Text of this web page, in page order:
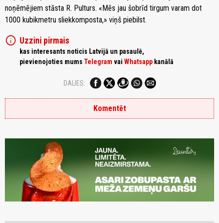
noņēmējiem stāsta R. Pulturs. «Mēs jau šobrīd tirgum varam dot
1000 kubikmetru sliekkomposta,» viņš piebilst.
info Uzzini pirmais
kas interesants noticis Latvijā un pasaulē,
pievienojoties mums Telegram vai Whatsapp kanālā
DALIES:
Komentēt